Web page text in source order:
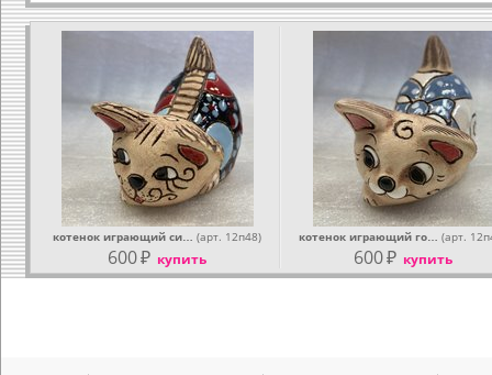
котенок играющий си… (арт. 12п48)
600₽ купить
котенок играющий го… (арт.
600₽ купить